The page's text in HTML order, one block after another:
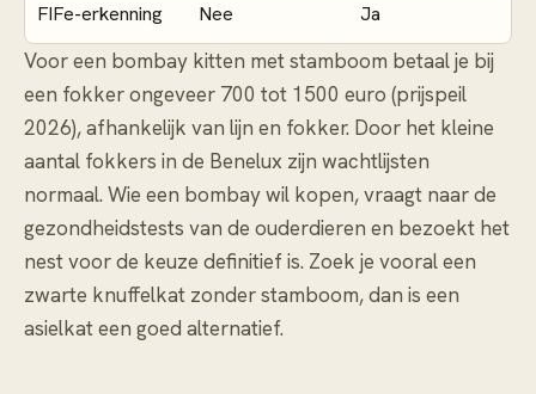
FIFe-erkenning Nee Ja
Voor een bombay kitten met stamboom betaal je bij
een fokker ongeveer 700 tot 1500 euro (prijspeil
2026), afhankelijk van lijn en fokker. Door het kleine
aantal fokkers in de Benelux zijn wachtlijsten
normaal. Wie een bombay wil kopen, vraagt naar de
gezondheidstests van de ouderdieren en bezoekt het
nest voor de keuze definitief is. Zoek je vooral een
zwarte knuffelkat zonder stamboom, dan is een
asielkat een goed alternatief.